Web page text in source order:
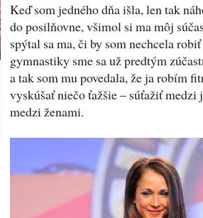
Keď som jedného dňa išla, len tak
do posilňovne, všimol si ma môj
spýtal sa ma, či by som nechcela
gymnastiky sme sa už predtým
a tak som mu povedala, že ja robím
vyskúšať niečo ťažšie – súťažiť
medzi ženami.